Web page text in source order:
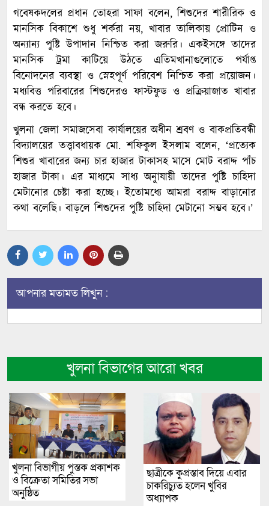
গবেষকদলের প্রধান তোহরা সাফা বলেন, শিশুদের শারীরিক ও
মানসিক বিকাশে শুধু শর্করা নয়, খাবার তালিকায় প্রোটিন ও
অন্যান্য পুষ্টি উপাদান নিশ্চিত করা জরুরি। একইসঙ্গে তাদের
মানসিক ট্রমা কাটিয়ে উঠতে এতিমখানাগুলোতে পর্যাপ্ত
বিনোদনের ব্যবস্থা ও স্নেহপূর্ণ পরিবেশ নিশ্চিত করা প্রয়োজন।
মধ্যবিত্ত পরিবারের শিশুদেরও ফাস্টফুড ও প্রক্রিয়াজাত খাবার
বন্ধ করতে হবে।
খুলনা জেলা সমাজসেবা কার্যালয়ের অধীন শ্রবণ ও বাকপ্রতিবন্ধী
বিদ্যালয়ের তত্ত্বাবধায়ক মো. শফিকুল ইসলাম বলেন, ‘প্রত্যেক
শিশুর খাবারের জন্য চার হাজার টাকাসহ মাসে মোট বরাদ্দ পাঁচ
হাজার টাকা। এর মাধ্যমে সাধ্য অনুাযায়ী তাদের পুষ্টি চাহিদা
মেটানোর চেষ্টা করা হচ্ছে। ইতোমধ্যে আমরা বরাদ্দ বাড়ানোর
কথা বলেছি। বাড়লে শিশুদের পুষ্টি চাহিদা মেটানো সম্ভব হবে।’
আপনার মতামত লিখুন :
খুলনা বিভাগের আরো খবর
খুলনা বিভাগীয় পুস্তক প্রকাশক
ও বিক্রেতা সমিতির সভা
অনুষ্ঠিত
ছাত্রীকে কুপ্রস্তাব দিয়ে এবার
চাকরিচ্যুত হলেন খুবির
অধ্যাপক